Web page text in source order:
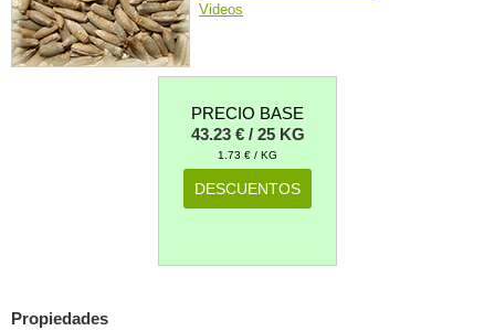
Videos
PRECIO BASE
43.23 € / 25 KG
1.73 € / KG
DESCUENTOS
Propiedades